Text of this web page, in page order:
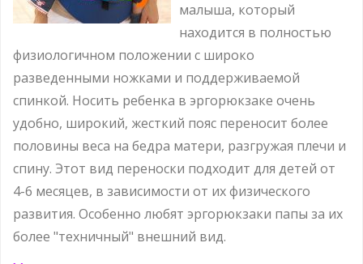
малыша, который
находится в полностью
физиологичном положении с широко
разведенными ножками и поддерживаемой
спинкой. Носить ребенка в эргорюкзаке очень
удобно, широкий, жесткий пояс переносит более
половины веса на бедра матери, разгружая плечи и
спину. Этот вид переноски подходит для детей от
4-6 месяцев, в зависимости от их физического
развития. Особенно любят эргорюкзаки папы за их
более "техничный" внешний вид.